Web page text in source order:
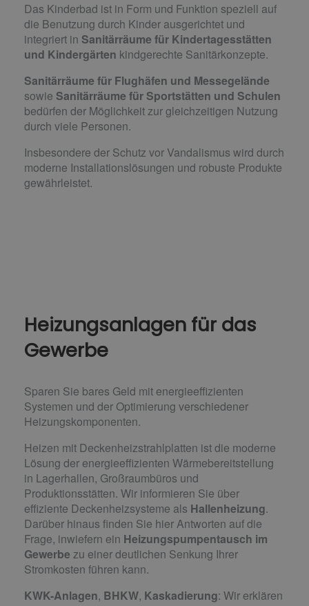
Das Kinderbad ist in Form und Funktion speziell auf
die Benutzung durch Kinder ausgerichtet und
integriert in Sanitärräume für Kindertagesstätten
und Kindergärten kindgerechte Sanitärkonzepte.
Sanitärräume für Flughäfen und Messegelände
sowie Sanitärräume für Sportstätten und Schulen
bedürfen der Möglichkeit zur gleichzeitigen Nutzung
durch viele Personen.
Insbesondere der Schutz vor Vandalismus wird durch
moderne Installationslösungen und robuste Produkte
gewährleistet.
Heizungsanlagen für das
Gewerbe
Sparen Sie bares Geld mit energieeffizienten
Systemen und der Optimierung verschiedener
Heizungs­komponenten.
Heizen mit Deckenheizstrahlplatten ist die moderne
Lösung der energieeffizienten Wärmebereitstellung
in Lagerhallen, Großraumbüros und
Produktionsstätten. Wir informieren Sie über
effiziente Deckenheizsysteme als Hallenheizung.
Darüber hinaus finden Sie hier Antworten auf die
Frage, inwiefern ein Heizungspumpentausch im
Gewerbe zu einer deutlichen Senkung Ihrer
Stromkosten führen kann.
KWK-Anlagen, BHKW, Kaskadierung: Wir erklären